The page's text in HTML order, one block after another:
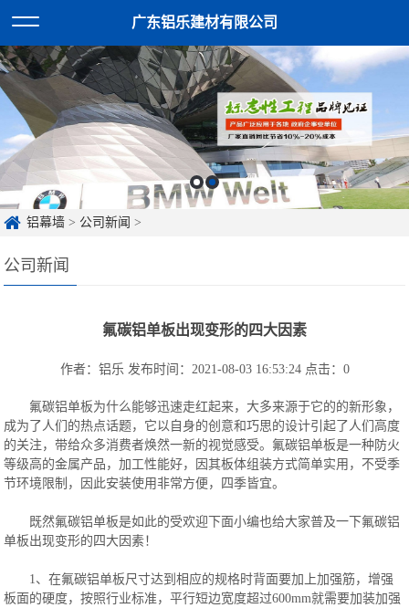
广东铝乐建材有限公司
铝幕墙 > 公司新闻 >
公司新闻
氟碳铝单板出现变形的四大因素
作者：铝乐 发布时间：2021-08-03 16:53:24 点击： 0
氟碳铝单板为什么能够迅速走红起来，大多来源于它的的新形象，
成为了人们的热点话题，它以自身的创意和巧思的设计引起了人们高度
的关注，带给众多消费者焕然一新的视觉感受。氟碳铝单板是一种防火
等级高的金属产品，加工性能好，因其板体组装方式简单实用，不受季
节环境限制，因此安装使用非常方便，四季皆宜。
既然氟碳铝单板是如此的受欢迎下面小编也给大家普及一下氟碳铝
单板出现变形的四大因素！
1、在氟碳铝单板尺寸达到相应的规格时背面要加上加强筋，增强
板面的硬度，按照行业标准，平行短边宽度超过600mm就需要加装加强